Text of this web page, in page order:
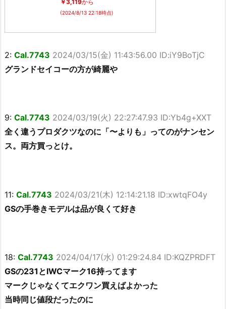
￥3,119から
(2024/8/13 22:18時点)
2: Cal.7743 2024/03/15(金) 11:43:56.00 ID:iY9BoTjC
グランドセイコーの方が綺麗や
9: Cal.7743 2024/03/19(火) 22:27:47.93 ID:Yb4g+XXT
全く違うプロダクツなのに「〜よりも」ってのがナンセン
ス。両方買っとけ。
11: Cal.7743 2024/03/21(木) 12:14:21.18 ID:xwtqFO4y
GSの手巻きモデルは品が良くて好き
18: Cal.7743 2024/04/17(水) 01:29:24.84 ID:KQZPRDFT
GSの231とIWCマーク16持ってます
マークじゃなくてエクワン買えばよかった
当時同じ値段だったのに